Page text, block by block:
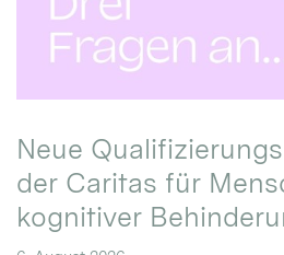
Neue
der Caritas für
kognitiver